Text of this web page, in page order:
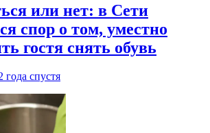
или нет: в Сети
спор о том, уместно
гостя снять обувь
года спустя